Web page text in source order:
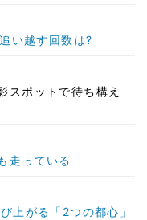
い越す回数は?
スポットで待ち構え
走っている
上がる「2つの都心」